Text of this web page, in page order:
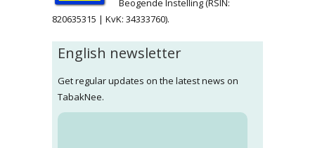
Beogende Instelling (RSIN:
820635315 | KvK: 34333760).
English newsletter
Get regular updates on the latest news on
TabakNee.